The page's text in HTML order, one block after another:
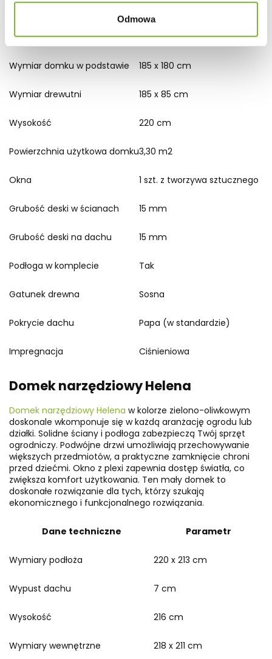
Odmowa
Wymiary zewnętrzne 278 x 190 cm
Wymiar domku w podstawie 185 x 180 cm
Wymiar drewutni 185 x 85 cm
Wysokość 220 cm
Powierzchnia użytkowa domku3,30 m2
Okna 1 szt. z tworzywa sztucznego
Grubość deski w ścianach 15 mm
Grubość deski na dachu 15 mm
Podłoga w komplecie Tak
Gatunek drewna Sosna
Pokrycie dachu Papa (w standardzie)
Impregnacja Ciśnieniowa
Domek narzędziowy Helena
Domek narzędziowy Helena w kolorze zielono-oliwkowym
doskonale wkomponuje się w każdą aranżację ogrodu lub
działki. Solidne ściany i podłoga zabezpieczą Twój sprzęt
ogrodniczy. Podwójne drzwi umożliwiają przechowywanie
większych przedmiotów, a praktyczne zamknięcie chroni
przed dziećmi. Okno z plexi zapewnia dostęp światła, co
zwiększa komfort użytkowania. Ten mały domek to
doskonałe rozwiązanie dla tych, którzy szukają
ekonomicznego i funkcjonalnego rozwiązania.
Dane techniczne Parametr
Wymiary podłoża 220 x 213 cm
Wypust dachu 7 cm
Wysokość 216 cm
Wymiary wewnętrzne 218 x 211 cm